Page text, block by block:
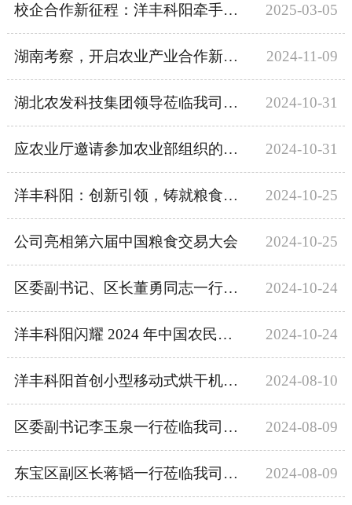
校企合作新征程：洋丰科阳牵手荆楚理工智能制造学院 2025-03-05
湖南考察，开启农业产业合作新篇章 2024-11-09
湖北农发科技集团领导莅临我司考察调研 共探农业产业合作新机遇 2024-10-31
应农业厅邀请参加农业部组织的智能农机创新与应用研讨会 2024-10-31
洋丰科阳：创新引领，铸就粮食烘干新辉煌 2024-10-25
公司亮相第六届中国粮食交易大会 2024-10-25
区委副书记、区长董勇同志一行莅临我司考察调研 2024-10-24
洋丰科阳闪耀 2024 年中国农民丰收节湖北主场 2024-10-24
洋丰科阳首创小型移动式烘干机，助力解决粮食烘干“最后一公里” 2024-08-10
区委副书记李玉泉一行莅临我司考察调研 2024-08-09
东宝区副区长蒋韬一行莅临我司调研 2024-08-09